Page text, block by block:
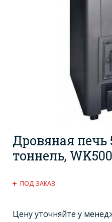
Дровяная печь
тоннель,
ПОД ЗАКАЗ
Цену уточняйте у